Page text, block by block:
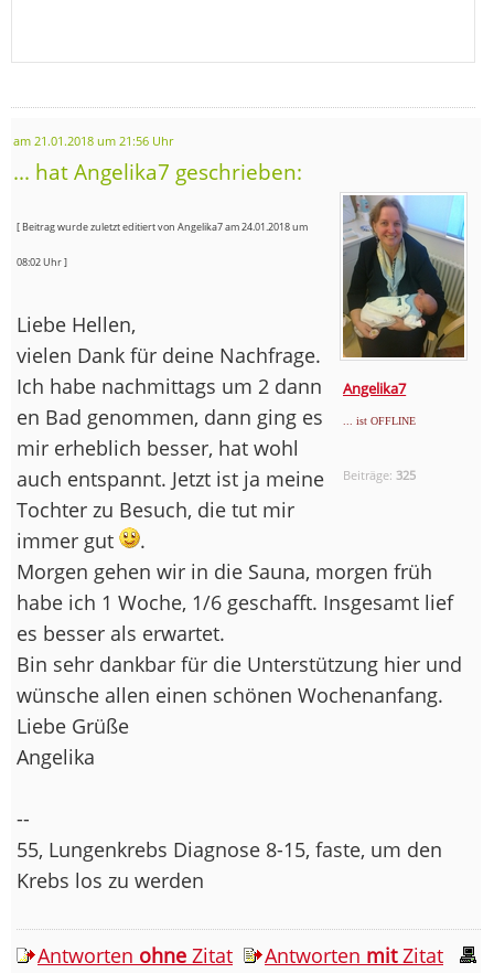
am 21.01.2018 um 21:56 Uhr
... hat Angelika7 geschrieben:
Angelika7
... ist OFFLINE
Beiträge:325
[ Beitrag wurde zuletzt editiert von Angelika7 am 24.01.2018 um
08:02 Uhr ]
Liebe Hellen,
vielen Dank für deine Nachfrage.
Ich habe nachmittags um 2 dann
en Bad genommen, dann ging es
mir erheblich besser, hat wohl
auch entspannt. Jetzt ist ja meine
Tochter zu Besuch, die tut mir
immer gut
.
Morgen gehen wir in die Sauna, morgen früh
habe ich 1 Woche, 1/6 geschafft. Insgesamt lief
es besser als erwartet.
Bin sehr dankbar für die Unterstützung hier und
wünsche allen einen schönen Wochenanfang.
Liebe Grüße
Angelika
--
55, Lungenkrebs Diagnose 8-15, faste, um den
Krebs los zu werden
Antworten ohne Zitat Antworten mitZitat